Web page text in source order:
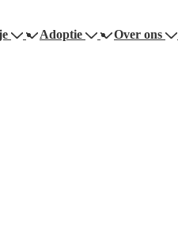
Adoptie Over ons